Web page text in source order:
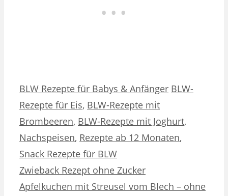
Kategorien
BLW Rezepte für Babys & Anfänger Schlagwörter
BLW-
Rezepte für Eis, BLW-Rezepte mit
Brombeeren, BLW-Rezepte mit Joghurt,
Nachspeisen, Rezepte ab 12 Monaten,
Snack Rezepte für BLW
Zwieback Rezept ohne Zucker
Apfelkuchen mit Streusel vom Blech – ohne